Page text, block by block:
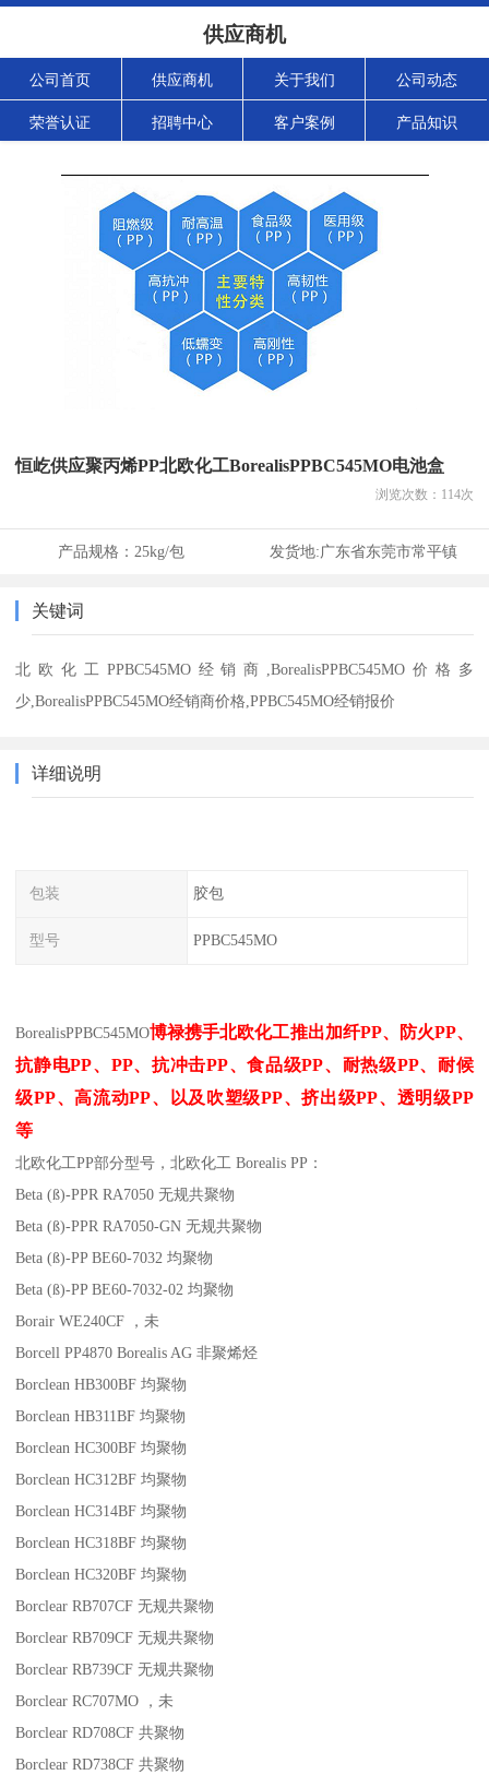
供应商机
公司首页 供应商机 关于我们 公司动态
荣誉认证 招聘中心 客户案例 产品知识
恒屹供应聚丙烯PP北欧化工BorealisPPBC545MO电池盒
浏览次数： 114次
产品规格： 25kg/包 发货地:广东省东莞市常平镇
关键词
北欧化工PPBC545MO经销商,BorealisPPBC545MO价格多
少,BorealisPPBC545MO经销商价格,PPBC545MO经销报价
详细说明
包装 胶包
型号 PPBC545MO
BorealisPPBC545MO博禄携手北欧化工推出加纤PP、防火PP、
抗静电PP、 PP、抗冲击PP、食品级PP、耐热级PP、耐候
级PP、高流动PP、以及吹塑级PP、挤出级PP、透明级PP
等
北欧化工PP部分型号，北欧化工 Borealis PP：
Beta (ß)-PPR RA7050 无规共聚物
Beta (ß)-PPR RA7050-GN 无规共聚物
Beta (ß)-PP BE60-7032 均聚物
Beta (ß)-PP BE60-7032-02 均聚物
Borair WE240CF
，未
Borcell PP4870 Borealis AG 非聚烯烃
Borclean HB300BF 均聚物
Borclean HB311BF 均聚物
Borclean HC300BF 均聚物
Borclean HC312BF 均聚物
Borclean HC314BF 均聚物
Borclean HC318BF 均聚物
Borclean HC320BF 均聚物
Borclear RB707CF 无规共聚物
Borclear RB709CF 无规共聚物
Borclear RB739CF 无规共聚物
Borclear RC707MO
，未
Borclear RD708CF 共聚物
Borclear RD738CF 共聚物